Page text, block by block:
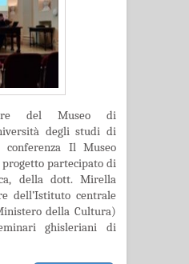
del Museo di
degli studi di
conferenza Il Museo
partecipato di
della dott. Mirella
dell’Istituto centrale
della Cultura)
ghisleriani di